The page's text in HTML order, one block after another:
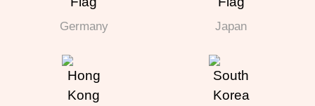
Germany Japan